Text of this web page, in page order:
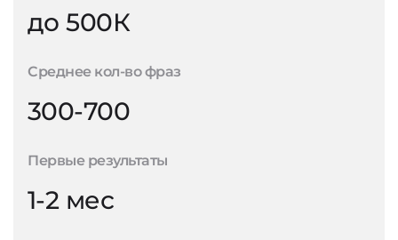
до 500К
Среднее кол-во фраз
300-700
Первые результаты
1-2 мес